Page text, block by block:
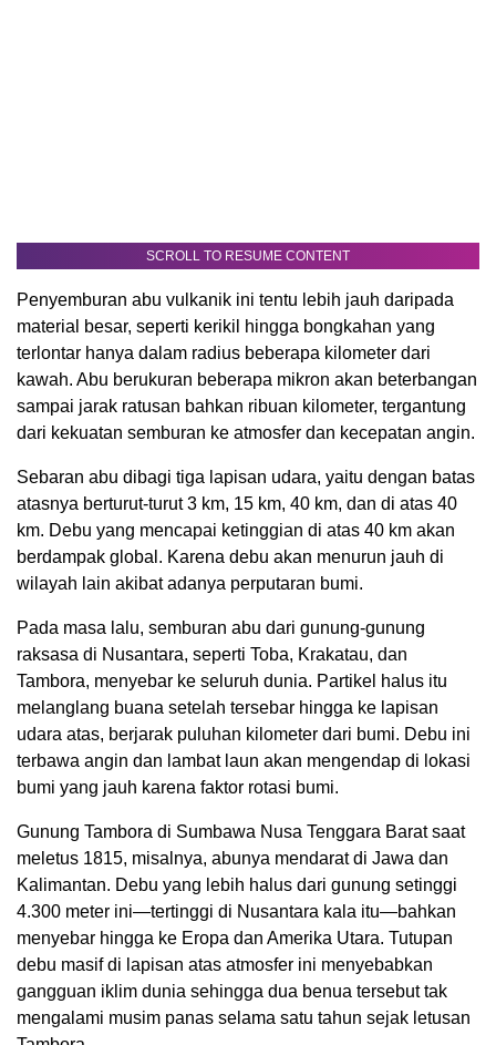
SCROLL TO RESUME CONTENT
Penyemburan abu vulkanik ini tentu lebih jauh daripada
material besar, seperti kerikil hingga bongkahan yang
terlontar hanya dalam radius beberapa kilometer dari
kawah. Abu berukuran beberapa mikron akan beterbangan
sampai jarak ratusan bahkan ribuan kilometer, tergantung
dari kekuatan semburan ke atmosfer dan kecepatan angin.
Sebaran abu dibagi tiga lapisan udara, yaitu dengan batas
atasnya berturut-turut 3 km, 15 km, 40 km, dan di atas 40
km. Debu yang mencapai ketinggian di atas 40 km akan
berdampak global. Karena debu akan menurun jauh di
wilayah lain akibat adanya perputaran bumi.
Pada masa lalu, semburan abu dari gunung-gunung
raksasa di Nusantara, seperti Toba, Krakatau, dan
Tambora, menyebar ke seluruh dunia. Partikel halus itu
melanglang buana setelah tersebar hingga ke lapisan
udara atas, berjarak puluhan kilometer dari bumi. Debu ini
terbawa angin dan lambat laun akan mengendap di lokasi
bumi yang jauh karena faktor rotasi bumi.
Gunung Tambora di Sumbawa Nusa Tenggara Barat saat
meletus 1815, misalnya, abunya mendarat di Jawa dan
Kalimantan. Debu yang lebih halus dari gunung setinggi
4.300 meter ini—tertinggi di Nusantara kala itu—bahkan
menyebar hingga ke Eropa dan Amerika Utara. Tutupan
debu masif di lapisan atas atmosfer ini menyebabkan
gangguan iklim dunia sehingga dua benua tersebut tak
mengalami musim panas selama satu tahun sejak letusan